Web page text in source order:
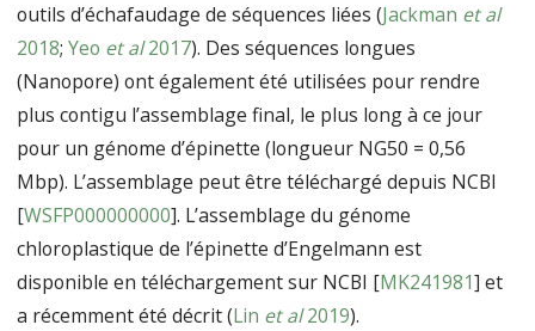
outils d’échafaudage de séquences liées (Jackman et al
2018;Yeo et al2017). Des séquences longues
(Nanopore) ont également été utilisées pour rendre
plus contigu l’assemblage final, le plus long à ce jour
pour un génome d’épinette (longueur NG50 = 0,56
Mbp). L’assemblage peut être téléchargé depuis NCBI
[WSFP000000000]. L’assemblage du génome
chloroplastique de l’épinette d’Engelmann est
disponible en téléchargement sur NCBI [MK241981] et
a récemment été décrit (Lin et al2019).